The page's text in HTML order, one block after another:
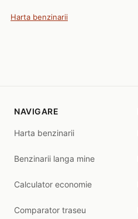
Harta benzinarii
NAVIGARE
Harta benzinarii
Benzinarii langa mine
Calculator economie
Comparator traseu